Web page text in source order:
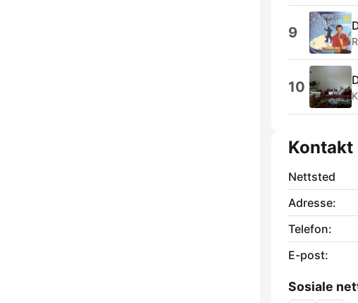
9
10
Kontakt
Nettsted
Adresse:
Telefon:
E-post:
Sosiale